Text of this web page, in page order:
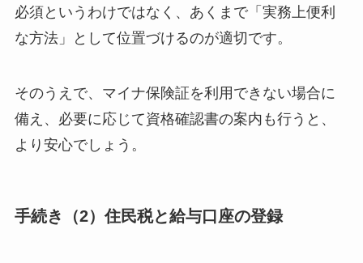
必須というわけではなく、あくまで「実務上便利
な方法」として位置づけるのが適切です。
そのうえで、マイナ保険証を利用できない場合に
備え、必要に応じて資格確認書の案内も行うと、
より安心でしょう。
手続き（2）住民税と給与口座の登録